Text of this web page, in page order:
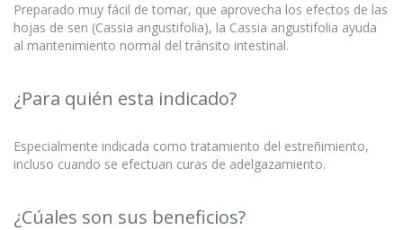
Preparado muy fácil de tomar, que aprovecha los efectos de las
hojas de sen (Cassia angustifolia), la Cassia angustifolia ayuda
al mantenimiento normal del tránsito intestinal.
¿Para quién esta indicado?
Especialmente indicada como tratamiento del estreñimiento,
incluso cuando se efectuan curas de adelgazamiento.
¿Cúales son sus beneficios?